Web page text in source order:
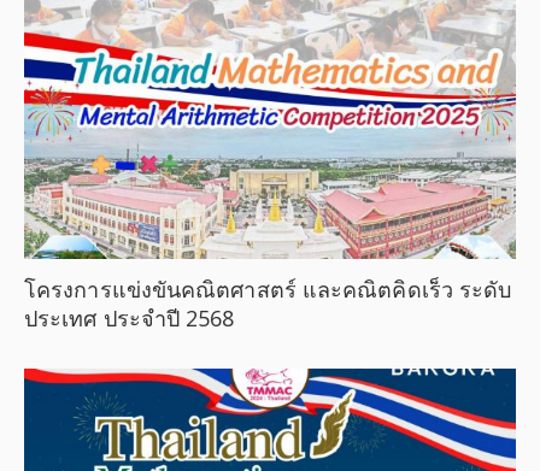
โครงการแข่งขันคณิตศาสตร์ และคณิตคิดเร็ว ระดับ
ประเทศ ประจำปี 2568